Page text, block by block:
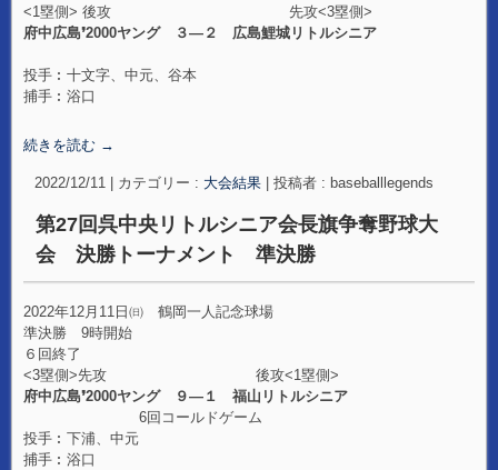
<1塁側> 後攻 先攻<3塁側>
府中広島❜2000ヤング ３―２ 広島鯉城リトルシニア
投手︰十文字、中元、谷本
捕手︰浴口
続きを読む →
2022/12/11 | カテゴリー : 大会結果 | 投稿者 : baseballlegends
第27回呉中央リトルシニア会長旗争奪野球大
会 決勝トーナメント 準決勝
2022年12月11日㈰ 鶴岡一人記念球場
準決勝 9時開始
６回終了
<3塁側>先攻 後攻<1塁側>
府中広島❜2000ヤング ９―１ 福山リトルシニア
6回コールドゲーム
投手︰下浦、中元
捕手︰浴口